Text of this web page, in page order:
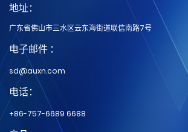
地址：
广东省佛山市三水区云东海街道联信南路7号
电子邮件 ：
sd@auxn.com
电话：
+86-757-6689 6688